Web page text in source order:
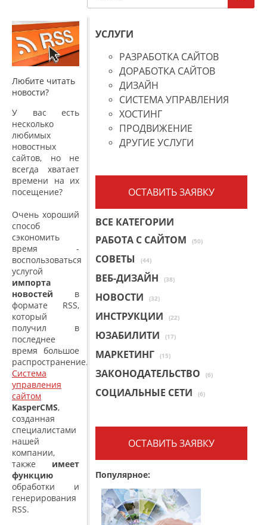
Любите читать
новости?
У вас есть
несколько
любимых
новостных
сайтов, но не
всегда хватает
времени на их
посещение?
Очень хороший
способ
сэкономить
время -
воспользоваться
услугой
импорта
новостей в
формате RSS,
который
получил в
последнее
время большое
распространение.
Система
управления
сайтом
KasperCMS,
созданная
специалистами
нашей
компании,
также имеет
функцию
обработки и
генерирования
RSS.
УСЛУГИ
РАЗРАБОТКА САЙТОВ
ДОРАБОТКА САЙТОВ
ДИЗАЙН
СИСТЕМА УПРАВЛЕНИЯ
ХОСТИНГ
ПРОДВИЖЕНИЕ
ДРУГИЕ УСЛУГИ
ОСТАВИТЬ ЗАЯВКУ
ВСЕ КАТЕГОРИИ
РАБОТА С САЙТОМ
(50)
СОВЕТЫ (44)
ВЕБ-ДИЗАЙН (38)
НОВОСТИ (32)
ИНСТРУКЦИИ (22)
ЮЗАБИЛИТИ (17)
МАРКЕТИНГ (15)
ЗАКОНОДАТЕЛЬСТВО (6)
СОЦИАЛЬНЫЕ СЕТИ (6)
ОСТАВИТЬ ЗАЯВКУ
Популярное: